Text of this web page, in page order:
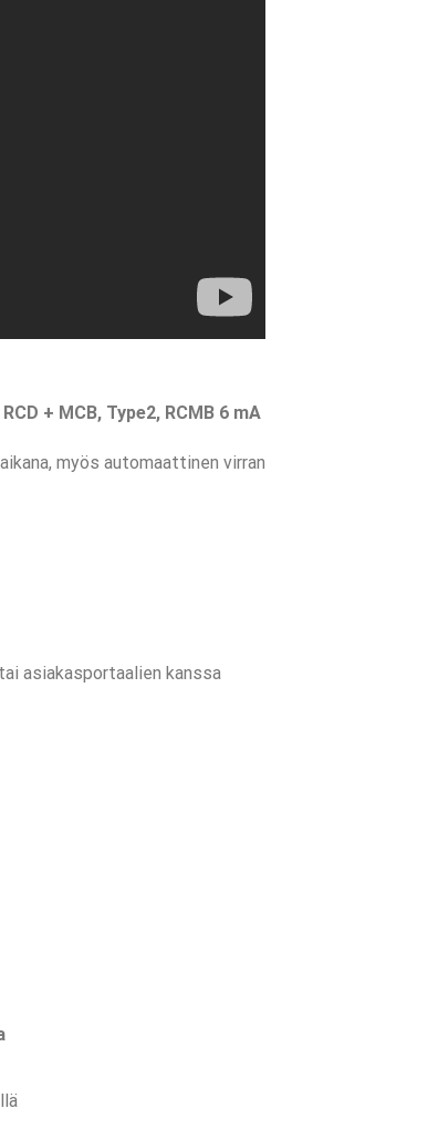
+ MCB, Type2, RCMB 6 mA
myös automaattinen virran
asiakasportaalien kanssa